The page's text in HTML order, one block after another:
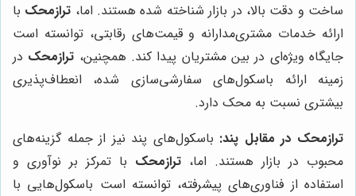
ساخت و دقت بالا، در بازار شناخته شده هستند. اما، ترازمحک با
ارائه خدمات مشتری‌مدارانه و قیمت‌های رقابتی، توانسته است
جایگاه ویژه‌ای در بین مشتریان پیدا کند. همچنین، ترازمحک در
زمینه ارائه باسکول‌های سفارشی‌سازی شده، انعطاف‌پذیری
بیشتری نسبت به محک دارد.
ترازمحک در مقابل پند: باسکول‌های پند نیز از جمله گزینه‌های
محبوب در بازار هستند. اما، ترازمحک با تمرکز بر نوآوری و
استفاده از فناوری‌های پیشرفته، توانسته است باسکول‌هایی با